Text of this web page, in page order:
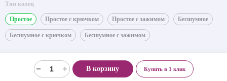
Тип колец
Простое Простое с крючком Простое с зажимом Бесшумное
Бесшумное с крючком Бесшумное с зажимом
В корзину Купить в 1 клик